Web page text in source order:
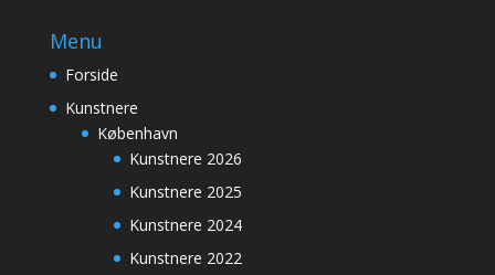
Menu
Forside
Kunstnere
København
Kunstnere 2026
Kunstnere 2025
Kunstnere 2024
Kunstnere 2022